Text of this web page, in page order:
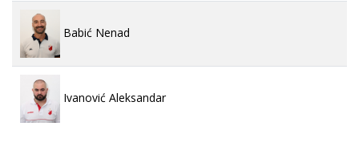
Babić Nenad
Ivanović Aleksandar